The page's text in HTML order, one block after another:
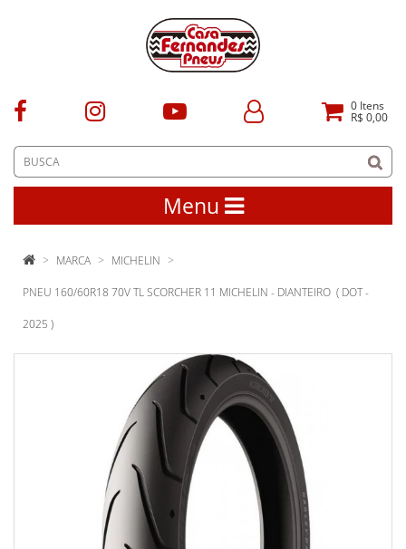
0 Itens
R$ 0,00
Menu
MARCA MICHELIN
PNEU 160/60R18 70V TL SCORCHER 11 MICHELIN - DIANTEIRO ( DOT -
2025 )